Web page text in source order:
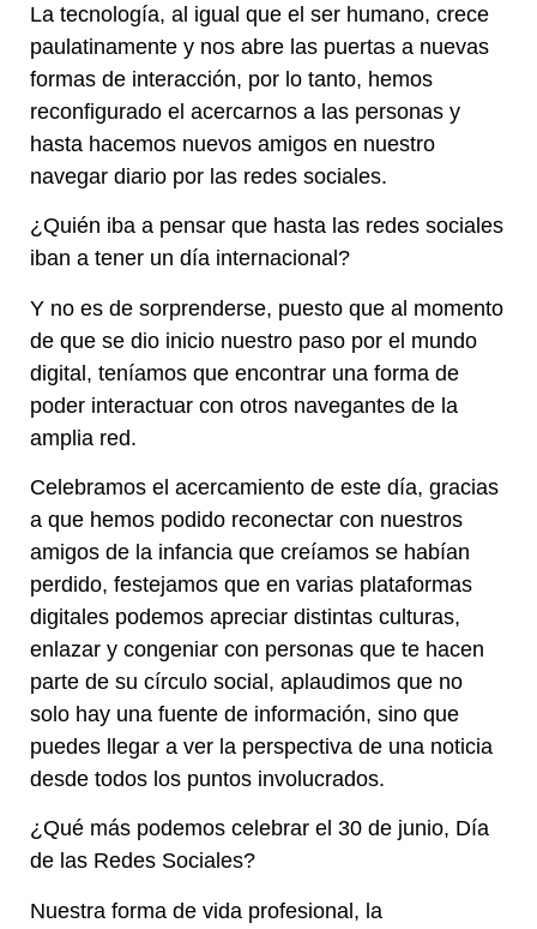
La tecnología, al igual que el ser humano, crece
paulatinamente y nos abre las puertas a nuevas
formas de interacción, por lo tanto, hemos
reconfigurado el acercarnos a las personas y
hasta hacemos nuevos amigos en nuestro
navegar diario por las redes sociales.
¿Quién iba a pensar que hasta las redes sociales
iban a tener un día internacional?
Y no es de sorprenderse, puesto que al momento
de que se dio inicio nuestro paso por el mundo
digital, teníamos que encontrar una forma de
poder interactuar con otros navegantes de la
amplia red.
Celebramos el acercamiento de este día, gracias
a que hemos podido reconectar con nuestros
amigos de la infancia que creíamos se habían
perdido, festejamos que en varias plataformas
digitales podemos apreciar distintas culturas,
enlazar y congeniar con personas que te hacen
parte de su círculo social, aplaudimos que no
solo hay una fuente de información, sino que
puedes llegar a ver la perspectiva de una noticia
desde todos los puntos involucrados.
¿Qué más podemos celebrar el 30 de junio, Día
de las Redes Sociales?
Nuestra forma de vida profesional, la